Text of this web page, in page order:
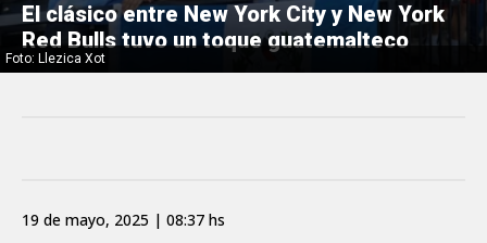
Foto: Llezica Xot
El clásico entre New York City y New York
Red Bulls tuvo un toque guatemalteco
19 de mayo, 2025 | 08:37 hs